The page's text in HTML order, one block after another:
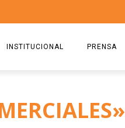
INSTITUCIONAL
ESTATUTO
PRENSA
2025